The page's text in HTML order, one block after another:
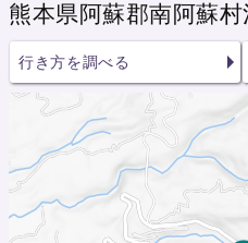
熊本県阿蘇郡南阿蘇
行き方を調べる